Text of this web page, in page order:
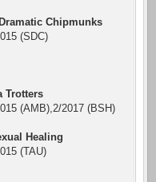
Chipmunks
(SDC)
Trotters
(AMB),2/2017 (BSH)
Healing
(TAU)